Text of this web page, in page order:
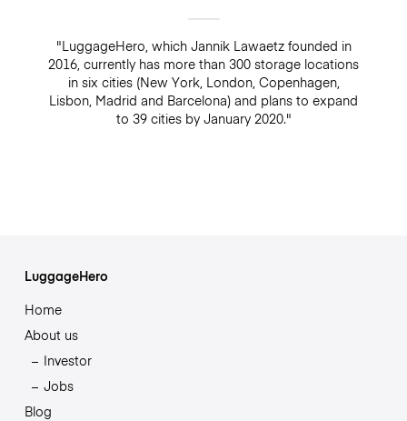
"LuggageHero, which Jannik Lawaetz founded in
2016, currently has more than 300 storage locations
in six cities (New York, London, Copenhagen,
Lisbon, Madrid and Barcelona) and plans to expand
to 39 cities by January 2020."
LuggageHero
Home
About us
Investor
Jobs
Blog